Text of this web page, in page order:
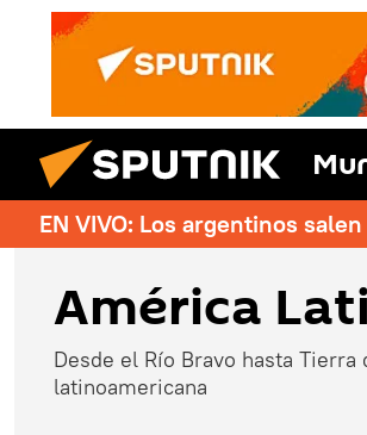
EN VIVO: Los argentinos
América
Desde el Río Bravo hasta
latinoamericana